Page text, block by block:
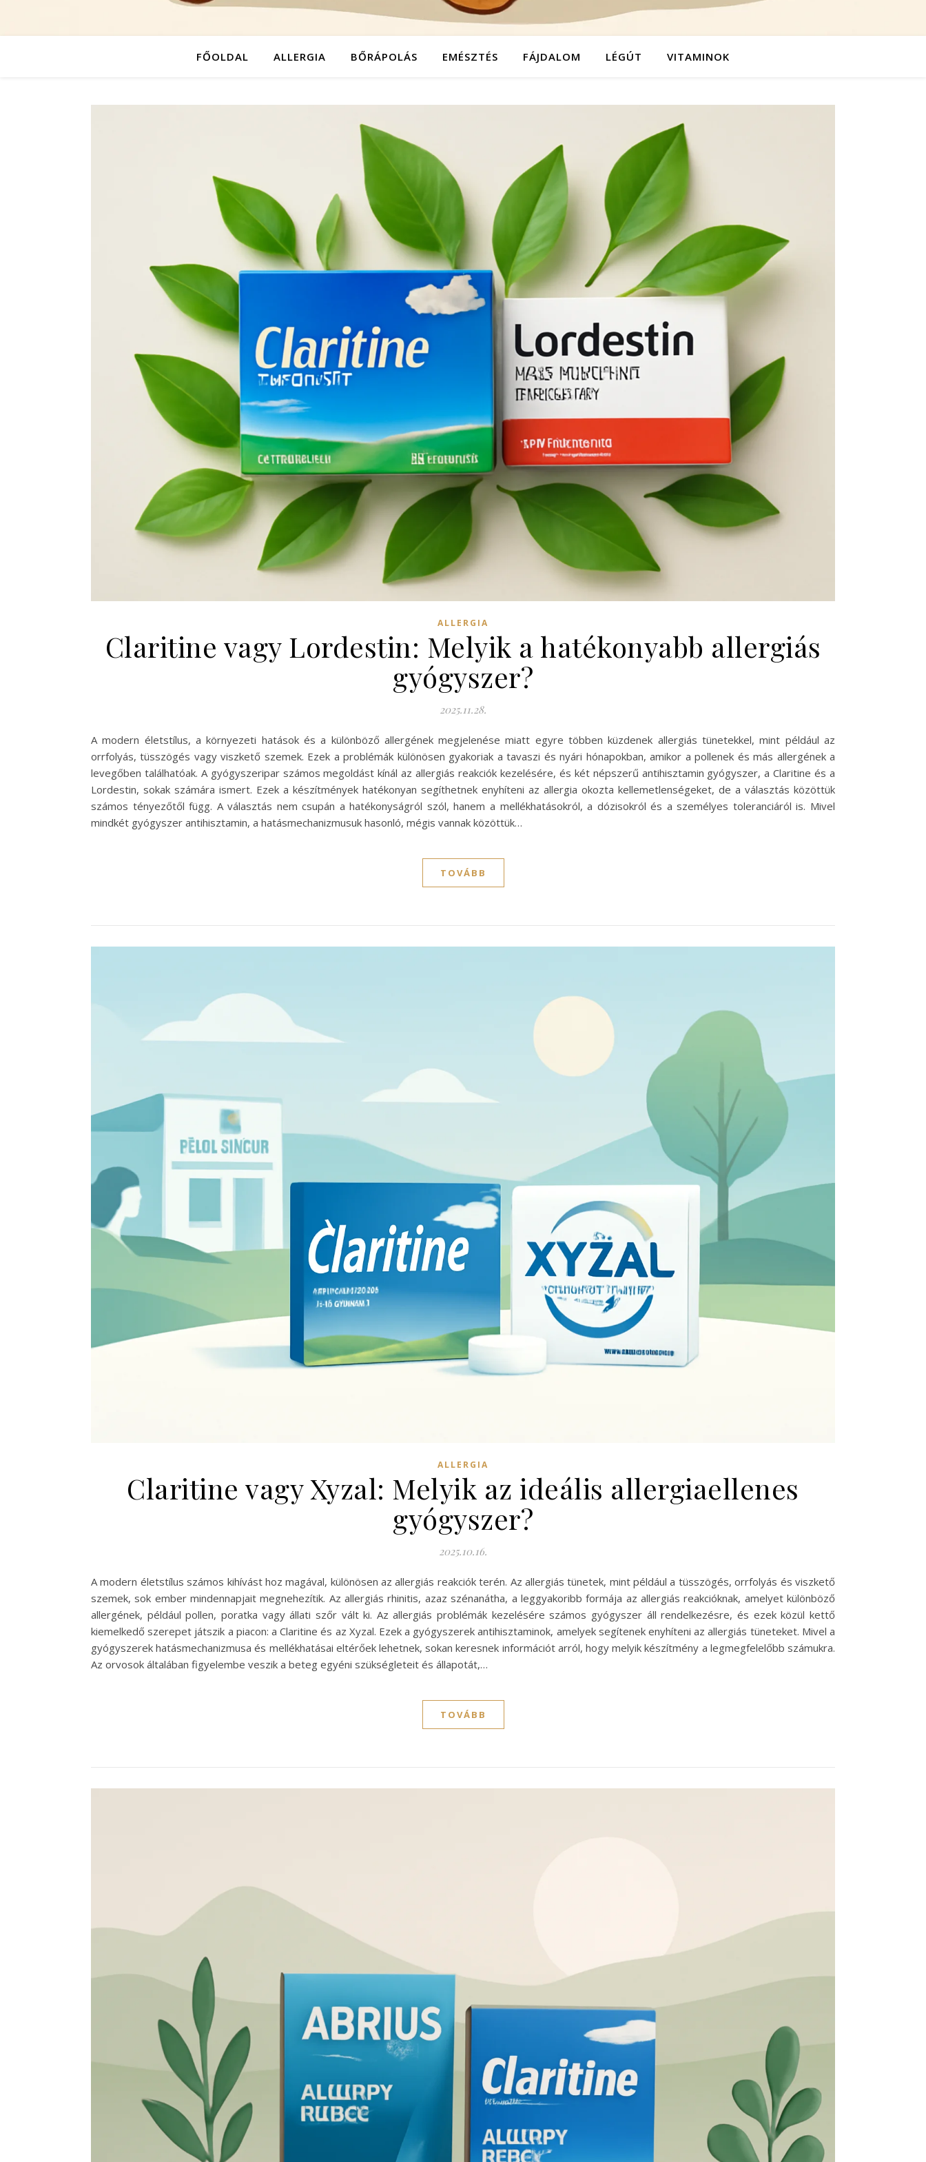
FŐOLDAL ALLERGIA BŐRÁPOLÁS EMÉSZTÉS FÁJDALOM LÉGÚT VITAMINOK
ALLERGIA
Claritine vagy Lordestin: Melyik a hatékonyabb allergiás
gyógyszer?
2025.11.28.
A modern életstílus, a környezeti hatások és a különböző allergének megjelenése miatt egyre többen küzdenek allergiás tünetekkel, mint például az
orrfolyás, tüsszögés vagy viszkető szemek. Ezek a problémák különösen gyakoriak a tavaszi és nyári hónapokban, amikor a pollenek és más allergének a
levegőben találhatóak. A gyógyszeripar számos megoldást kínál az allergiás reakciók kezelésére, és két népszerű antihisztamin gyógyszer, a Claritine és a
Lordestin, sokak számára ismert. Ezek a készítmények hatékonyan segíthetnek enyhíteni az allergia okozta kellemetlenségeket, de a választás közöttük
számos tényezőtől függ. A választás nem csupán a hatékonyságról szól, hanem a mellékhatásokról, a dózisokról és a személyes toleranciáról is. Mivel
mindkét gyógyszer antihisztamin, a hatásmechanizmusuk hasonló, mégis vannak közöttük…
TOVÁBB
ALLERGIA
Claritine vagy Xyzal: Melyik az ideális allergiaellenes
gyógyszer?
2025.10.16.
A modern életstílus számos kihívást hoz magával, különösen az allergiás reakciók terén. Az allergiás tünetek, mint például a tüsszögés, orrfolyás és viszkető
szemek, sok ember mindennapjait megnehezítik. Az allergiás rhinitis, azaz szénanátha, a leggyakoribb formája az allergiás reakcióknak, amelyet különböző
allergének, például pollen, poratka vagy állati szőr vált ki. Az allergiás problémák kezelésére számos gyógyszer áll rendelkezésre, és ezek közül kettő
kiemelkedő szerepet játszik a piacon: a Claritine és az Xyzal. Ezek a gyógyszerek antihisztaminok, amelyek segítenek enyhíteni az allergiás tüneteket. Mivel a
gyógyszerek hatásmechanizmusa és mellékhatásai eltérőek lehetnek, sokan keresnek információt arról, hogy melyik készítmény a legmegfelelőbb számukra.
Az orvosok általában figyelembe veszik a beteg egyéni szükségleteit és állapotát,…
TOVÁBB